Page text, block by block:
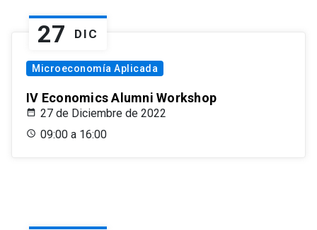
27 DIC
Microeconomía Aplicada
IV Economics Alumni Workshop
27 de Diciembre de 2022
09:00 a 16:00